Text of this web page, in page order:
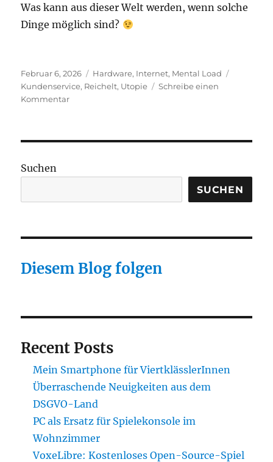
Was kann aus dieser Welt werden, wenn solche
Dinge möglich sind?
Veröffentlicht
am
Februar 6, 2026 Kategorien
Hardware, Internet, Mental Load
Kundenservice, Reichelt, Utopie
Schreibe einen
Kommentarzu
Suchen
SUCHEN
Diesem Blog folgen
Recent Posts
Mein Smartphone für ViertklässlerInnen
Überraschende Neuigkeiten aus dem
DSGVO-Land
PC als Ersatz für Spielekonsole im
Wohnzimmer
VoxeLibre: Kostenloses Open-Source-Spiel